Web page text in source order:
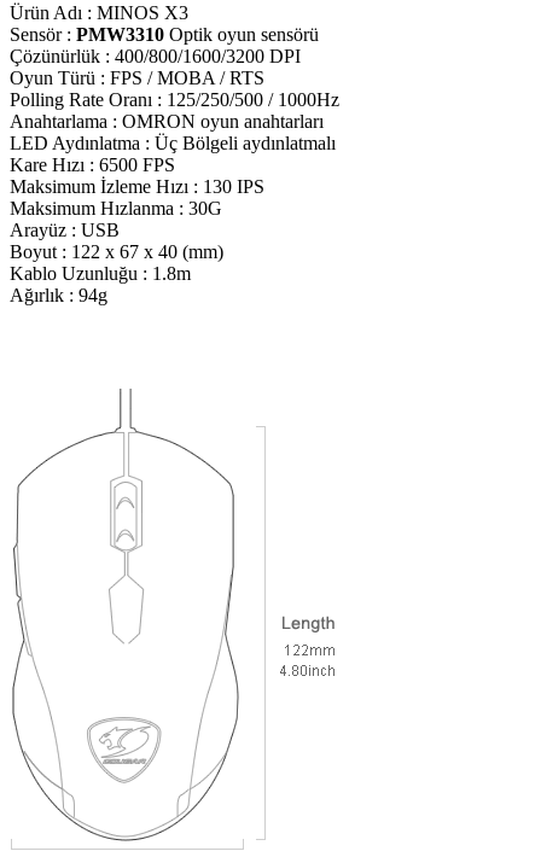
Ürün Adı : MINOS X3
Sensör : PMW3310 Optik oyun sensörü
Çözünürlük : 400/800/1600/3200 DPI
Oyun Türü : FPS / MOBA / RTS
Polling Rate Oranı : 125/250/500 / 1000Hz
Anahtarlama : OMRON oyun anahtarları
LED Aydınlatma : Üç Bölgeli aydınlatmalı
Kare Hızı : 6500 FPS
Maksimum İzleme Hızı : 130 IPS
Maksimum Hızlanma : 30G
Arayüz : USB
Boyut : 122 x 67 x 40 (mm)
Kablo Uzunluğu : 1.8m
Ağırlık : 94g